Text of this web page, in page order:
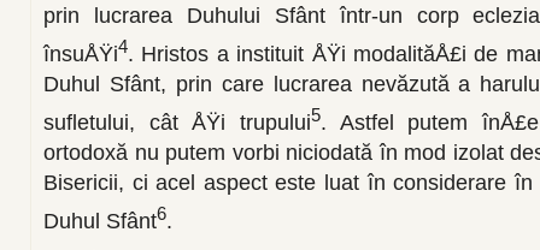
prin lucrarea Duhului Sfânt într-un corp
însuÅŸi4. Hristos a instituit ÅŸi modalităÅ£i de
Duhul Sfânt, prin care lucrarea nevăzută a
sufletului, cât ÅŸi trupului5. Astfel putem
ortodoxă nu putem vorbi niciodată în mod izolat
Bisericii, ci acel aspect este luat în considerare
Duhul Sfânt6.